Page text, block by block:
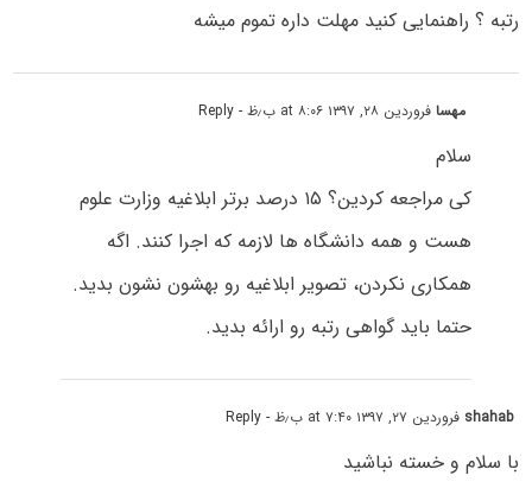
رتبه ؟ راهنمایی کنید مهلت داره تموم میشه
مهسافروردین ۲۸, ۱۳۹۷ at ۸:۰۶ ب٫ظ - Reply
سلام
کی مراجعه کردین؟ ۱۵ درصد برتر ابلاغیه وزارت علوم
هست و همه دانشگاه ها لازمه که اجرا کنند. اگه
همکاری نکردن، تصویر ابلاغیه رو بهشون نشون بدید.
حتما باید گواهی رتبه رو ارائه بدید.
shahab فروردین ۲۷, ۱۳۹۷ at ۷:۴۰ ب٫ظ - Reply
با سلام و خسته نباشید